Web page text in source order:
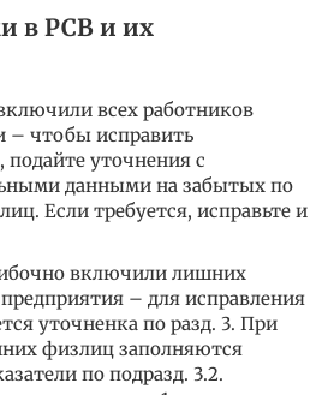
в РСВ и их
всех работников
– чтобы исправить
подайте уточнения с
данными на забытых по
Если требуется, исправьте и
включили лишних
– для исправления
уточненка по разд. 3. При
физлиц заполняются
по подразд. 3.2.